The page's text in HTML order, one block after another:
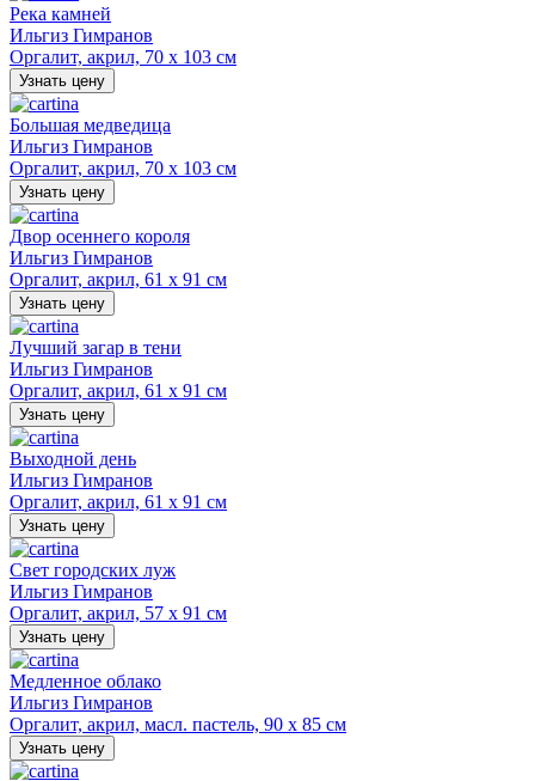
Река камней
Ильгиз Гимранов
Оргалит, акрил, 70 х 103 см
Узнать цену
Большая медведица
Ильгиз Гимранов
Оргалит, акрил, 70 х 103 см
Узнать цену
Двор осеннего короля
Ильгиз Гимранов
Оргалит, акрил, 61 х 91 см
Узнать цену
Лучший загар в тени
Ильгиз Гимранов
Оргалит, акрил, 61 х 91 см
Узнать цену
Выходной день
Ильгиз Гимранов
Оргалит, акрил, 61 х 91 см
Узнать цену
Свет городских луж
Ильгиз Гимранов
Оргалит, акрил, 57 х 91 см
Узнать цену
Медленное облако
Ильгиз Гимранов
Оргалит, акрил, масл. пастель, 90 х 85 см
Узнать цену